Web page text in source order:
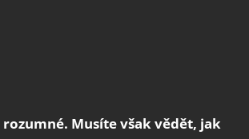
Musíte však vědět, jak